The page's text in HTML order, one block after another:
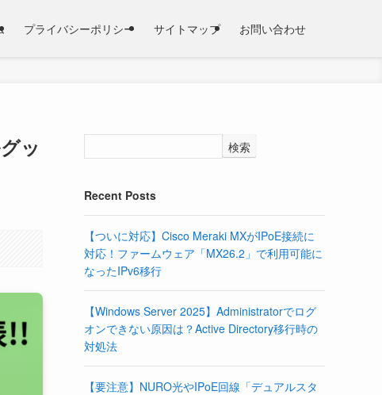
プライバシーポリシー サイトマップ お問い合わせ
ッ
検索
Recent Posts
【ついに対応】Cisco Meraki MXがIPoE接続に
対応！ファームウェア「MX26.2」で利用可能に
なったIPv6移行
【Windows Server 2025】Administratorでログ
オンできない原因は？Active Directory移行時の
対処法
【要注意】NURO光やIPoE回線「デュアルスタ